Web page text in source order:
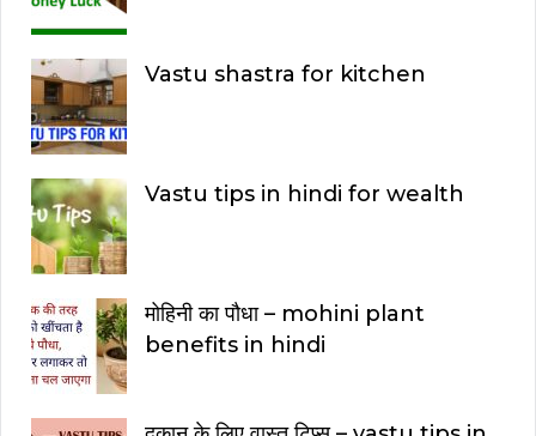
Vastu shastra for kitchen
Vastu tips in hindi for wealth
मोहिनी का पौधा – mohini plant
benefits in hindi